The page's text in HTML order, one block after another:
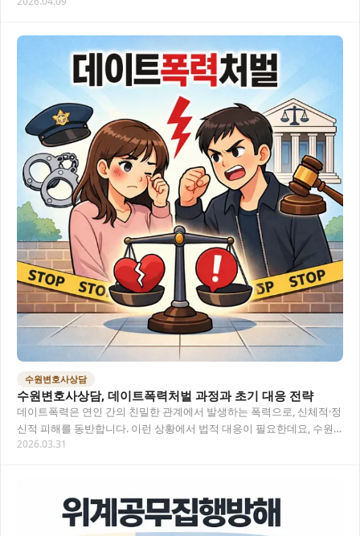
수원변호사상담
수원변호사상담, 데이트폭력처벌 과정과 초기 대응 전략
데이트폭력은 연인 간의 친밀한 관계에서 발생하는 폭력으로, 신체적·정
신적 피해를 동반합니다. 이런 상황에서 법적 대응이 필요한데요, 수원
변호사상담을 통해 데이트폭력처벌 과정을 제대…
2026.03.31